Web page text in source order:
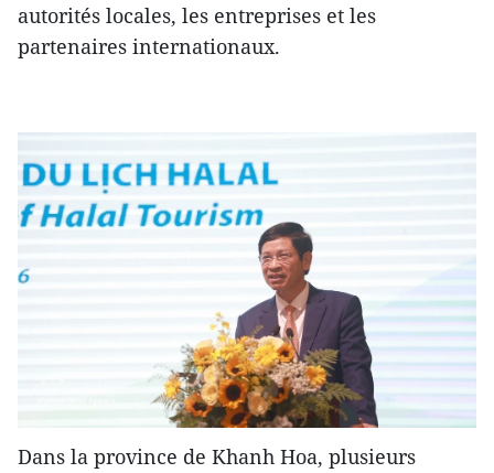
autorités locales, les entreprises et les
partenaires internationaux.
Dans la province de Khanh Hoa, plusieurs